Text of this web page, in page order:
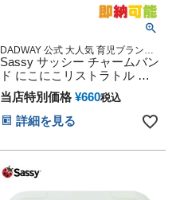
DADWAY 公式 大人気 育児ブランド
キャラクター 雑貨 グッズ通販 出産
記念 小物 ダッドウェイ オンライン
Sassy サッシー チャームバン
ド にこにこリストラトル は
っぴー
当店特別価格 ¥660税込
詳細を見る